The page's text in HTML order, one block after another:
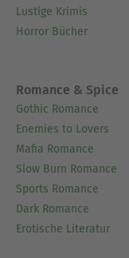
Lustige Krimis
Horror Bücher
Romance & Spice
Gothic Romance
Enemies to Lovers
Mafia Romance
Slow Burn Romance
Sports Romance
Dark Romance
Erotische Literatur